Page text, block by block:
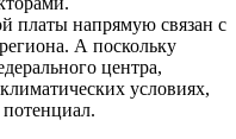
платы напрямую связан с
А поскольку
центра,
условиях,